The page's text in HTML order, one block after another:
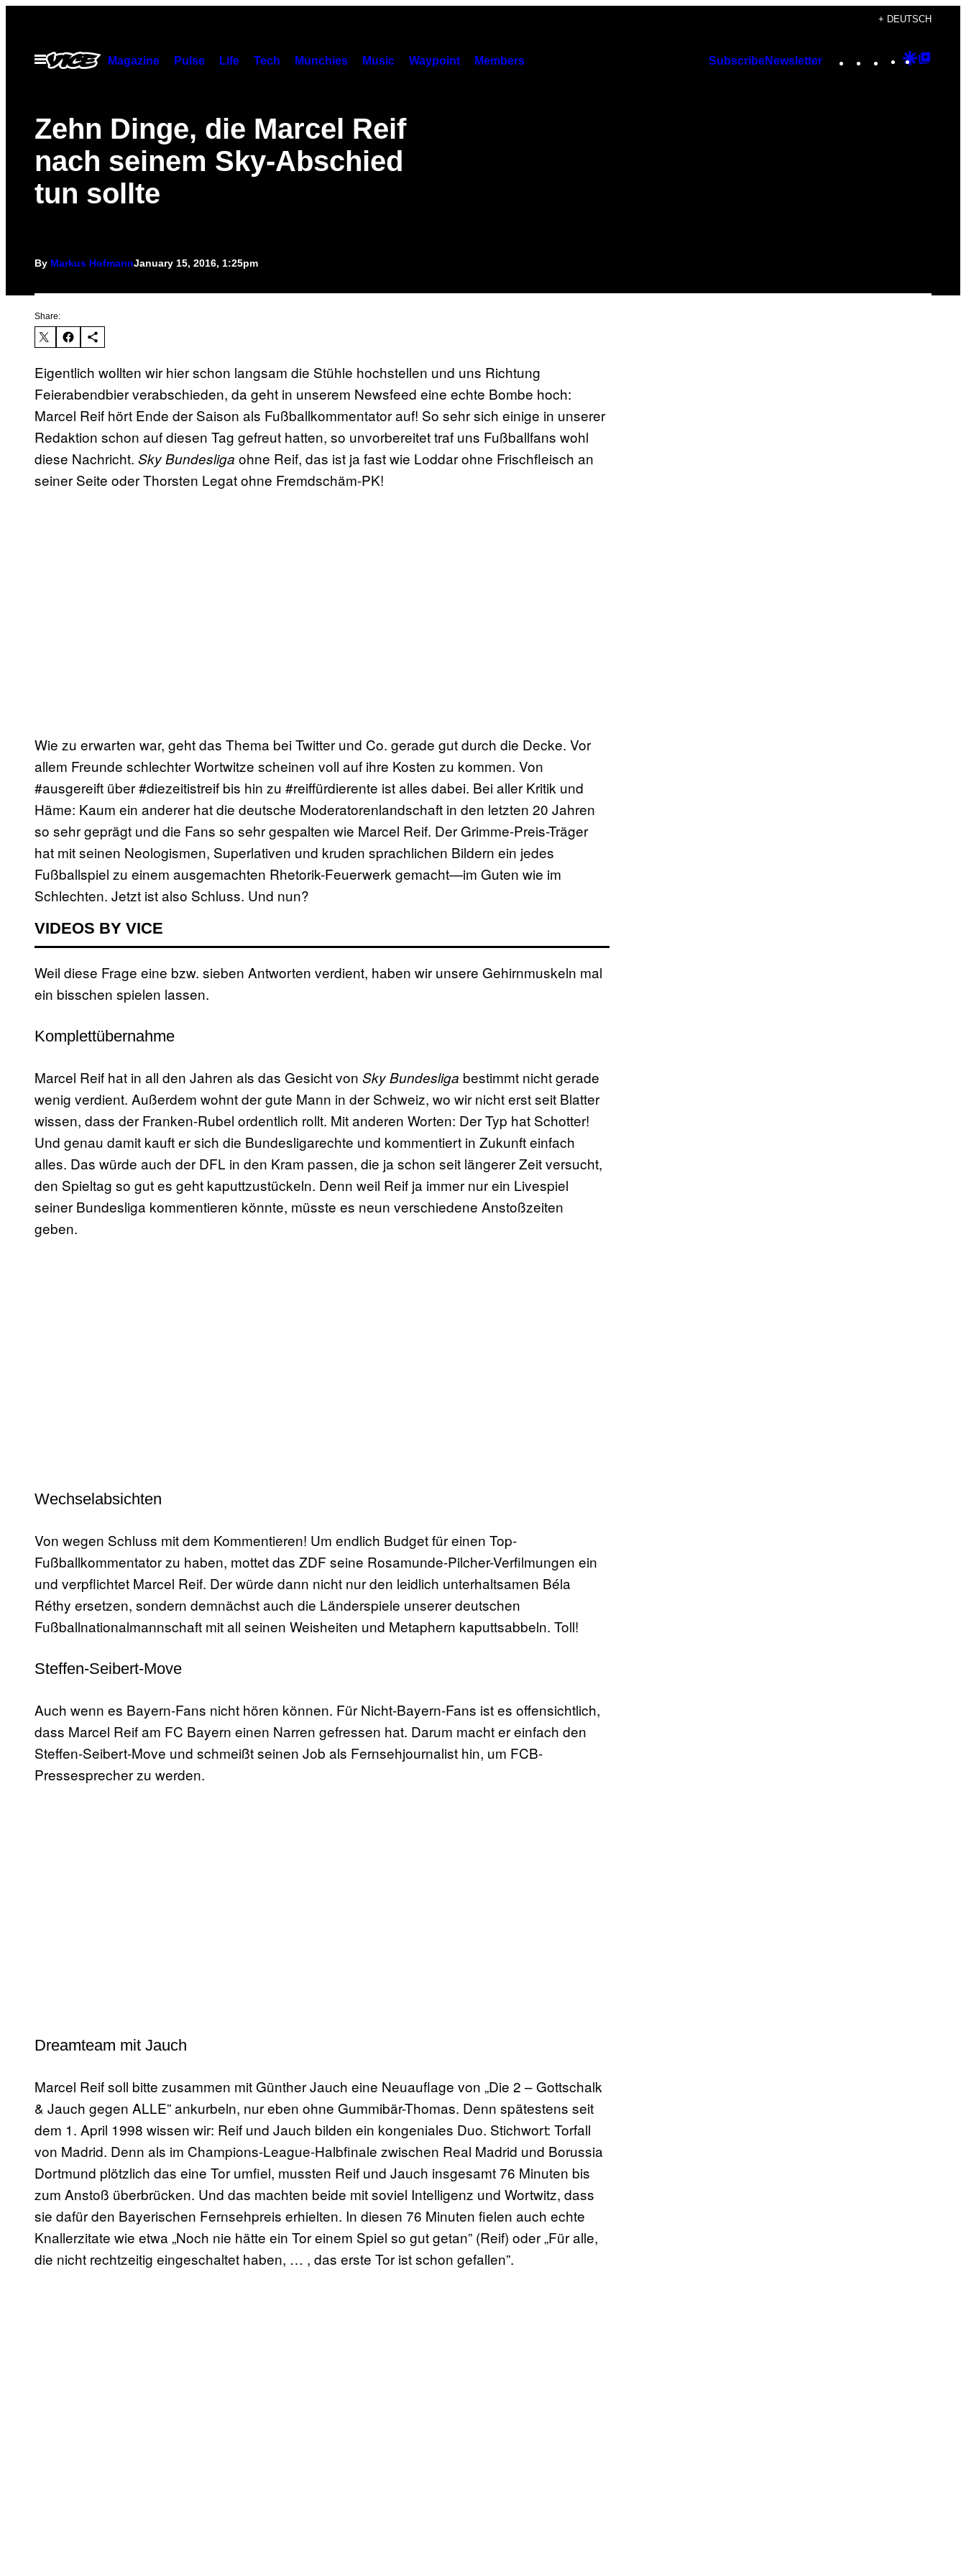
content
+ DEUTSCH
Open
Menu
Magazine Pulse Life Tech Munchies Music Waypoint Members SubscribeNewsletter Instagram
TikTok
YouTube
Google
Zehn Dinge, die Marcel Reif
nach seinem Sky-Abschied
tun sollte
By Markus HofmannJanuary 15, 2016, 1:25pm
Share:
Eigentlich wollten wir hier schon langsam die Stühle hochstellen und uns Richtung
Feierabendbier verabschieden, da geht in unserem Newsfeed eine echte Bombe hoch:
Marcel Reif hört Ende der Saison als Fußballkommentator auf! So sehr sich einige in unserer
Redaktion schon auf diesen Tag gefreut hatten, so unvorbereitet traf uns Fußballfans wohl
diese Nachricht. Sky Bundesliga ohne Reif, das ist ja fast wie Loddar ohne Frischfleisch an
seiner Seite oder Thorsten Legat ohne Fremdschäm-PK!
Wie zu erwarten war, geht das Thema bei Twitter und Co. gerade gut durch die Decke. Vor
allem Freunde schlechter Wortwitze scheinen voll auf ihre Kosten zu kommen. Von
#ausgereift über #diezeitistreif bis hin zu #reiffürdierente ist alles dabei. Bei aller Kritik und
Häme: Kaum ein anderer hat die deutsche Moderatorenlandschaft in den letzten 20 Jahren
so sehr geprägt und die Fans so sehr gespalten wie Marcel Reif. Der Grimme-Preis-Träger
hat mit seinen Neologismen, Superlativen und kruden sprachlichen Bildern ein jedes
Fußballspiel zu einem ausgemachten Rhetorik-Feuerwerk gemacht—im Guten wie im
Schlechten. Jetzt ist also Schluss. Und nun?
VIDEOS BY VICE
Weil diese Frage eine bzw. sieben Antworten verdient, haben wir unsere Gehirnmuskeln mal
ein bisschen spielen lassen.
Komplettübernahme
Marcel Reif hat in all den Jahren als das Gesicht von Sky Bundesliga bestimmt nicht gerade
wenig verdient. Außerdem wohnt der gute Mann in der Schweiz, wo wir nicht erst seit Blatter
wissen, dass der Franken-Rubel ordentlich rollt. Mit anderen Worten: Der Typ hat Schotter!
Und genau damit kauft er sich die Bundesligarechte und kommentiert in Zukunft einfach
alles. Das würde auch der DFL in den Kram passen, die ja schon seit längerer Zeit versucht,
den Spieltag so gut es geht kaputtzustückeln. Denn weil Reif ja immer nur ein Livespiel
seiner Bundesliga kommentieren könnte, müsste es neun verschiedene Anstoßzeiten
geben.
Wechselabsichten
Von wegen Schluss mit dem Kommentieren! Um endlich Budget für einen Top-
Fußballkommentator zu haben, mottet das ZDF seine Rosamunde-Pilcher-Verfilmungen ein
und verpflichtet Marcel Reif. Der würde dann nicht nur den leidlich unterhaltsamen Béla
Réthy ersetzen, sondern demnächst auch die Länderspiele unserer deutschen
Fußballnationalmannschaft mit all seinen Weisheiten und Metaphern kaputtsabbeln. Toll!
Steffen-Seibert-Move
Auch wenn es Bayern-Fans nicht hören können. Für Nicht-Bayern-Fans ist es offensichtlich,
dass Marcel Reif am FC Bayern einen Narren gefressen hat. Darum macht er einfach den
Steffen-Seibert-Move und schmeißt seinen Job als Fernsehjournalist hin, um FCB-
Pressesprecher zu werden.
Dreamteam mit Jauch
Marcel Reif soll bitte zusammen mit Günther Jauch eine Neuauflage von „Die 2 – Gottschalk
& Jauch gegen ALLE” ankurbeln, nur eben ohne Gummibär-Thomas. Denn spätestens seit
dem 1. April 1998 wissen wir: Reif und Jauch bilden ein kongeniales Duo. Stichwort: Torfall
von Madrid. Denn als im Champions-League-Halbfinale zwischen Real Madrid und Borussia
Dortmund plötzlich das eine Tor umfiel, mussten Reif und Jauch insgesamt 76 Minuten bis
zum Anstoß überbrücken. Und das machten beide mit soviel Intelligenz und Wortwitz, dass
sie dafür den Bayerischen Fernsehpreis erhielten. In diesen 76 Minuten fielen auch echte
Knallerzitate wie etwa „Noch nie hätte ein Tor einem Spiel so gut getan” (Reif) oder „Für alle,
die nicht rechtzeitig eingeschaltet haben, … , das erste Tor ist schon gefallen”.